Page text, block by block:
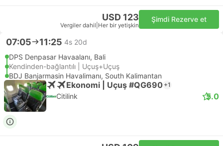
USD 123
Vergiler dahil Her bir yetişkin
Şimdi Rezerve et
07:05 11:25 4s 20d
DPS Denpasar Havaalanı, Bali
Kendinden-bağlantılı | Uçuş+Uçuş
BDJ Banjarmasin Havalimanı, South Kalimantan
Ekonomi | Uçuş #QG690 +1
Citilink 5.0